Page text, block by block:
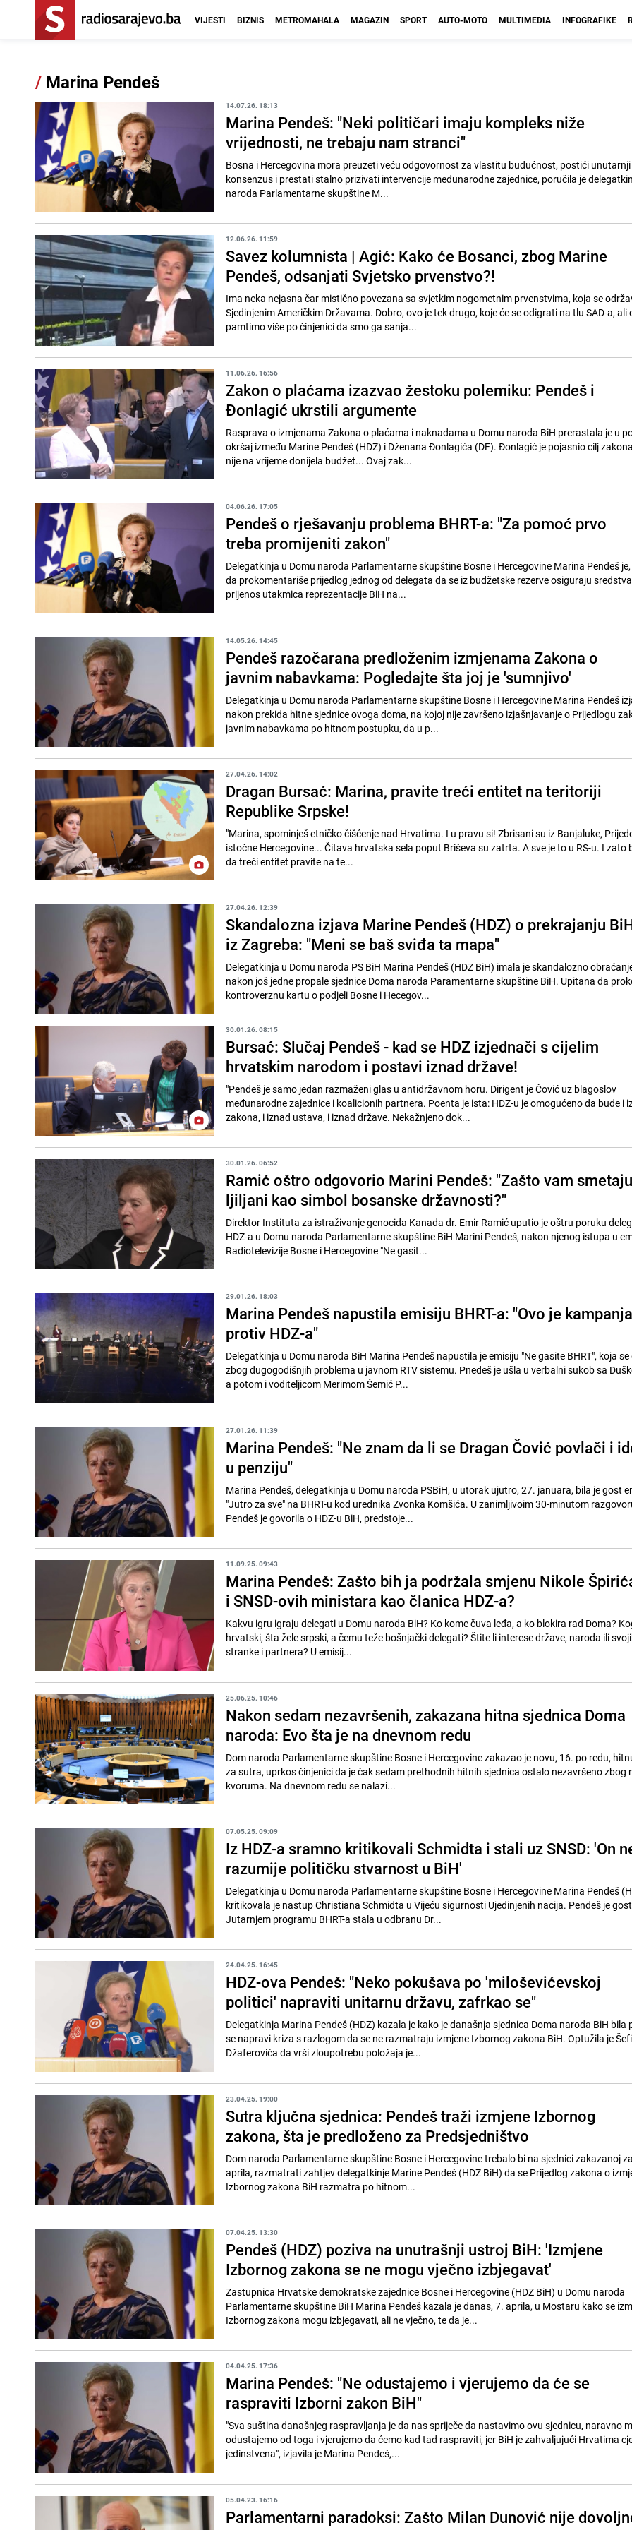
VIJESTI BIZNIS METROMAHALA MAGAZIN SPORT AUTO-MOTO MULTIMEDIA INFOGRAFIKE
/ Marina Pendeš
14.07.26. 18:13
Marina Pendeš: "Neki političari imaju kompleks niže
vrijednosti, ne trebaju nam stranci"
Bosna i Hercegovina mora preuzeti veću odgovornost za vlastitu budućnost, postići
konsenzus i prestati stalno prizivati intervencije međunarodne zajednice, poručila je
naroda Parlamentarne skupštine M...
12.06.26. 11:59
Savez kolumnista | Agić: Kako će Bosanci, zbog Marine
Pendeš, odsanjati Svjetsko prvenstvo?!
Ima neka nejasna čar mistično povezana sa svjetkim nogometnim prvenstvima, koja se
Sjedinjenim Američkim Državama. Dobro, ovo je tek drugo, koje će se odigrati na tlu SAD-a, ali
pamtimo više po činjenici da smo ga sanja...
11.06.26. 16:56
Zakon o plaćama izazvao žestoku polemiku: Pendeš i
Đonlagić ukrstili argumente
Rasprava o izmjenama Zakona o plaćama i naknadama u Domu naroda BiH prerastala je u
okršaj između Marine Pendeš (HDZ) i Dženana Đonlagića (DF). Đonlagić je pojasnio cilj
nije na vrijeme donijela budžet... Ovaj zak...
04.06.26. 17:05
Pendeš o rješavanju problema BHRT-a: "Za pomoć prvo
treba promijeniti zakon"
Delegatkinja u Domu naroda Parlamentarne skupštine Bosne i Hercegovine Marina Pendeš
da prokomentariše prijedlog jednog od delegata da se iz budžetske rezerve osiguraju sredstva
prijenos utakmica reprezentacije BiH na...
14.05.26. 14:45
Pendeš razočarana predloženim izmjenama Zakona o
javnim nabavkama: Pogledajte šta joj je 'sumnjivo'
Delegatkinja u Domu naroda Parlamentarne skupštine Bosne i Hercegovine Marina Pendeš
nakon prekida hitne sjednice ovoga doma, na kojoj nije završeno izjašnjavanje o Prijedlogu
javnim nabavkama po hitnom postupku, da u p...
27.04.26. 14:02
Dragan Bursać: Marina, pravite treći entitet na teritoriji
Republike Srpske!
"Marina, spominješ etničko čišćenje nad Hrvatima. I u pravu si! Zbrisani su iz Banjaluke,
istočne Hercegovine... Čitava hrvatska sela poput Briševa su zatrta. A sve je to u RS-u. I zato
da treći entitet pravite na te...
27.04.26. 12:39
Skandalozna izjava Marine Pendeš (HDZ) o prekrajanju
iz Zagreba: "Meni se baš sviđa ta mapa"
Delegatkinja u Domu naroda PS BiH Marina Pendeš (HDZ BiH) imala je skandalozno
nakon još jedne propale sjednice Doma naroda Paramentarne skupštine BiH. Upitana da
kontroverznu kartu o podjeli Bosne i Hecegov...
30.01.26. 08:15
Bursać: Slučaj Pendeš - kad se HDZ izjednači s cijelim
hrvatskim narodom i postavi iznad države!
"Pendeš je samo jedan razmaženi glas u antidržavnom horu. Dirigent je Čović uz blagoslov
međunarodne zajednice i koalicionih partnera. Poenta je ista: HDZ-u je omogućeno da bude i
zakona, i iznad ustava, i iznad države. Nekažnjeno dok...
30.01.26. 06:52
Ramić oštro odgovorio Marini Pendeš: "Zašto vam smetaju
ljiljani kao simbol bosanske državnosti?"
Direktor Instituta za istraživanje genocida Kanada dr. Emir Ramić uputio je oštru poruku
HDZ-a u Domu naroda Parlamentarne skupštine BiH Marini Pendeš, nakon njenog istupa u
Radiotelevizije Bosne i Hercegovine "Ne gasit...
29.01.26. 18:03
Marina Pendeš napustila emisiju BHRT-a: "Ovo je kampanja
protiv HDZ-a"
Delegatkinja u Domu naroda BiH Marina Pendeš napustila je emisiju "Ne gasite BHRT", koja
zbog dugogodišnjih problema u javnom RTV sistemu. Pnedeš je ušla u verbalni sukob sa
a potom i voditeljicom Merimom Šemić P...
27.01.26. 11:39
Marina Pendeš: "Ne znam da li se Dragan Čović povlači i
u penziju"
Marina Pendeš, delegatkinja u Domu naroda PSBiH, u utorak ujutro, 27. januara, bila je gost
"Jutro za sve" na BHRT-u kod urednika Zvonka Komšića. U zanimljivoim 30-minutom
Pendeš je govorila o HDZ-u BiH, predstoje...
11.09.25. 09:43
Marina Pendeš: Zašto bih ja podržala smjenu Nikole
i SNSD-ovih ministara kao članica HDZ-a?
Kakvu igru igraju delegati u Domu naroda BiH? Ko kome čuva leđa, a ko blokira rad Doma?
hrvatski, šta žele srpski, a čemu teže bošnjački delegati? Štite li interese države, naroda ili
stranke i partnera? U emisij...
25.06.25. 10:46
Nakon sedam nezavršenih, zakazana hitna sjednica Doma
naroda: Evo šta je na dnevnom redu
Dom naroda Parlamentarne skupštine Bosne i Hercegovine zakazao je novu, 16. po redu,
za sutra, uprkos činjenici da je čak sedam prethodnih hitnih sjednica ostalo nezavršeno zbog
kvoruma. Na dnevnom redu se nalazi...
07.05.25. 09:09
Iz HDZ-a sramno kritikovali Schmidta i stali uz SNSD: 'On
razumije političku stvarnost u BiH'
Delegatkinja u Domu naroda Parlamentarne skupštine Bosne i Hercegovine Marina Pendeš
kritikovala je nastup Christiana Schmidta u Vijeću sigurnosti Ujedinjenih nacija. Pendeš je
Jutarnjem programu BHRT-a stala u odbranu Dr...
24.04.25. 16:45
HDZ-ova Pendeš: "Neko pokušava po 'miloševićevskoj
politici' napraviti unitarnu državu, zafrkao se"
Delegatkinja Marina Pendeš (HDZ) kazala je kako je današnja sjednica Doma naroda BiH bila
se napravi kriza s razlogom da se ne razmatraju izmjene Izbornog zakona BiH. Optužila je
Džaferovića da vrši zloupotrebu položaja je...
23.04.25. 19:00
Sutra ključna sjednica: Pendeš traži izmjene Izbornog
zakona, šta je predloženo za Predsjedništvo
Dom naroda Parlamentarne skupštine Bosne i Hercegovine trebalo bi na sjednici zakazanoj
aprila, razmatrati zahtjev delegatkinje Marine Pendeš (HDZ BiH) da se Prijedlog zakona o
Izbornog zakona BiH razmatra po hitnom...
07.04.25. 13:30
Pendeš (HDZ) poziva na unutrašnji ustroj BiH: 'Izmjene
Izbornog zakona se ne mogu vječno izbjegavat'
Zastupnica Hrvatske demokratske zajednice Bosne i Hercegovine (HDZ BiH) u Domu naroda
Parlamentarne skupštine BiH Marina Pendeš kazala je danas, 7. aprila, u Mostaru kako se
Izbornog zakona mogu izbjegavati, ali ne vječno, te da je...
04.04.25. 17:36
Marina Pendeš: "Ne odustajemo i vjerujemo da će se
raspraviti Izborni zakon BiH"
"Sva suština današnjeg raspravljanja je da nas spriječe da nastavimo ovu sjednicu, naravno
odustajemo od toga i vjerujemo da ćemo kad tad raspraviti, jer BiH je zahvaljujući Hrvatima
jedinstvena", izjavila je Marina Pendeš,...
05.04.23. 16:16
Parlamentarni paradoksi: Zašto Milan Dunović nije